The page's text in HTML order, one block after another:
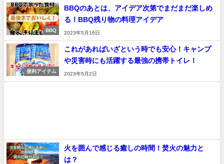
BBQ
BBQのあとは、アイデア次第でまだまだ楽しめ
る！BBQ残り物の料理アイデア
2023年5月16日
便利アイテム
これがあればいざという時でも安心！キャンプ
や災害時にも活躍する最強の携帯トイレ！
2023年5月2日
火を囲んで感じる癒しの時間！焚火の魅力と
は？